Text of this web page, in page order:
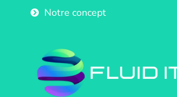
Notre concept